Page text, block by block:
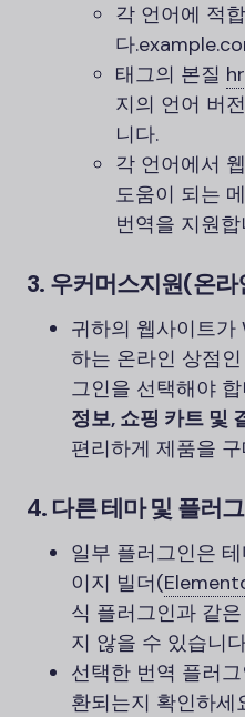
각 언어에 적
다.
태그의 본질
지의 언어 버
니다.
각 언어에서
도움이 되는
번역을 지원합
3. 우커머스지원(온라
귀하의 웹사이트
하는 온라인 상점
그인을 선택해야
정보, 쇼핑 카트 및
편리하게 제품을
4. 다른 테마 및 플러
일부 플러그인은
이지 빌더(
식 플러그인과 같
지 않을 수 있습니
선택한 번역 플러
환되는지 확인하세